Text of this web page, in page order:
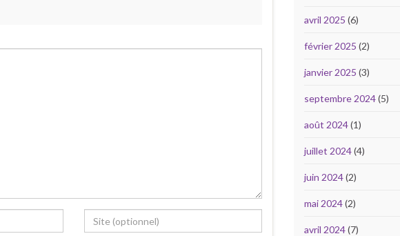
avril 2025 (6)
février 2025 (2)
janvier 2025 (3)
septembre 2024(5)
août 2024(1)
juillet 2024(4)
juin 2024(2)
mai 2024(2)
avril 2024(7)